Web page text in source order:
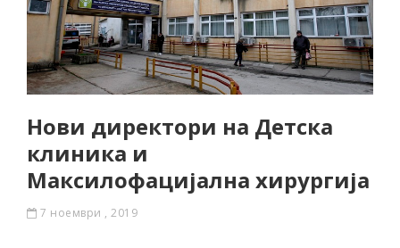
Нови директори на Детска
клиника и
Максилофацијална хирургија
7 ноември , 2019